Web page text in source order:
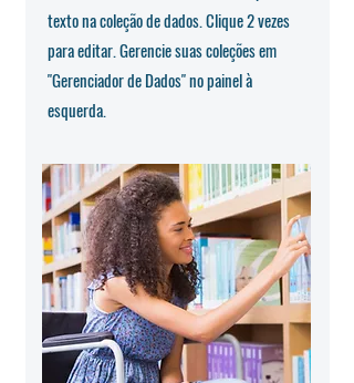
texto na coleção de dados. Clique 2 vezes
para editar. Gerencie suas coleções em
"Gerenciador de Dados" no painel à
esquerda.